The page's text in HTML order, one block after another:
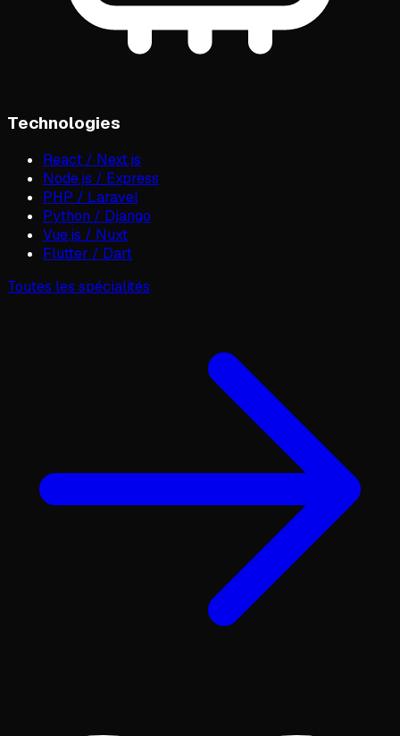
Technologies
React / Next.js
Node.js / Express
PHP / Laravel
Python / Django
Vue.js / Nuxt
Flutter / Dart
Toutes les spécialités